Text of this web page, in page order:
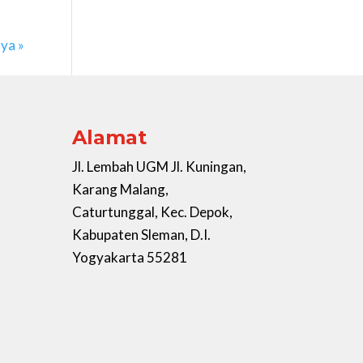
»
Alamat
Jl. Lembah UGM Jl. Kuningan,
Karang Malang,
Caturtunggal, Kec. Depok,
Kabupaten Sleman, D.I.
Yogyakarta 55281